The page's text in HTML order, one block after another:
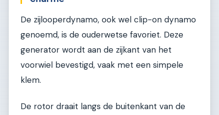
De zijlooperdynamo, ook wel clip-on dynamo
genoemd, is de ouderwetse favoriet. Deze
generator wordt aan de zijkant van het
voorwiel bevestigd, vaak met een simpele
klem.
De rotor draait langs de buitenkant van de